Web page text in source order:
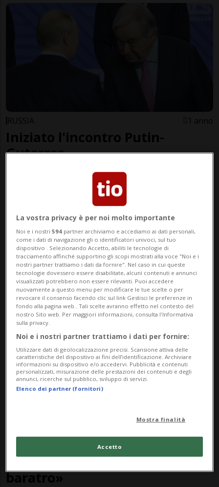
RUSSIA 1 anno
Iniziato l'incontro Putin-
Guterres
COLOMBIA
Al via la Cop16 sulla diversità
biologica
«Il Libano è sull'orlo del
baratro»
La vostra privacy è per noi molto importante
Noi e i nostri594 partner archiviamo e accediamo ai dati personali,
come i dati di navigazione gli o identificatori univoci, sul tuo
dispositivo . Selezionando Accetto, abiliti le tecnologie di
tracciamento affinché supportino gli scopi mostrati alla voce "Noi e i
nostri partner trattiamo i dati da fornire". Nel caso in cui queste
tecnologie dovessero essere disabilitate, alcuni contenuti e annunci
visualizzati potrebbero non essere rilevanti. Puoi accedere
nuovamente a questo menu per modificare le tue scelte o per
revocare il consenso facendo clic sul link Gestisci le preferenze in
fondo alla pagina web.. Tali scelte avranno effetto nel contesto del
nostro Sito web. Per maggiori informazioni, consulta l'Informativa
sulla privacy.
Noi e i nostri partner trattiamo i dati per fornire:
Utilizzare dati di geolocalizzazione precisi. Scansione attiva delle
caratteristiche del dispositivo ai fini dell’identificazione. Archiviare
informazioni su dispositivo e/o accedervi. Pubblicità e contenuti
personalizzati, misurazione delle prestazioni dei contenuti e degli
annunci, ricerche sul pubblico, sviluppo di servizi.
Elenco dei partner (fornitori)
Mostra finalità
Accetto